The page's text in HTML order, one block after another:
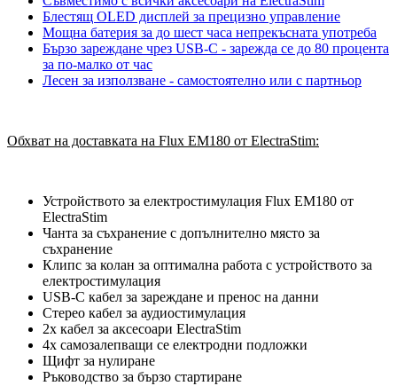
Блестящ OLED дисплей за прецизно управление
Мощна батерия за до шест часа непрекъсната употреба
Бързо зареждане чрез USB-C - зарежда се до 80 процента
за по-малко от час
Лесен за използване - самостоятелно или с партньор
Обхват на доставката на Flux EM180 от ElectraStim:
Устройството за електростимулация Flux EM180 от
ElectraStim
Чанта за съхранение с допълнително място за
съхранение
Клипс за колан за оптимална работа с устройството за
електростимулация
USB-C кабел за зареждане и пренос на данни
Стерео кабел за аудиостимулация
2x кабел за аксесоари ElectraStim
4x самозалепващи се електродни подложки
Щифт за нулиране
Ръководство за бързо стартиране